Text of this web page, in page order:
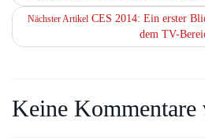
Nächster ArtikelCES 2014: Ein erster
dem TV-
Keine Kommentare